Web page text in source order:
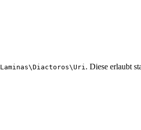
Laminas\Diactoros\Uri. Diese erlaubt